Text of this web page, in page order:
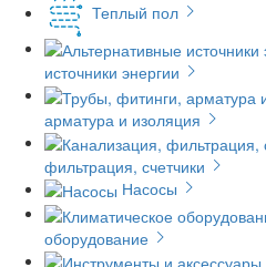
Теплый пол
источники энергии
арматура и изоляция
фильтрация, счетчики
Насосы
оборудование